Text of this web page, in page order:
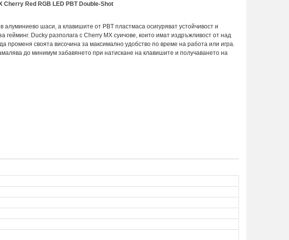
Cherry Red RGB LED PBT Double-Shot
алуминиево шаси, а клавишите от PBT пластмаса осигуряват устойчивост и
Ducky разполага с Cherry MX суичове, които имат издръжливост от над
променя своята височина за максимално удобство по време на работа или игра.
до минимум забавянето при натискане на клавишите и получаването на